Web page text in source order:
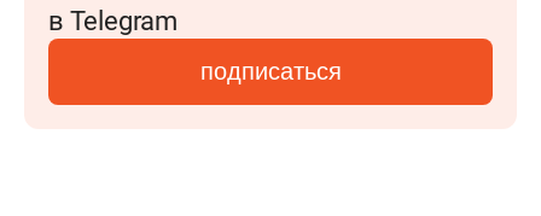
в Telegram
подписаться